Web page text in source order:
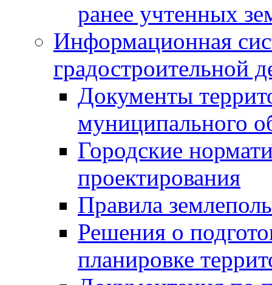
ранее учтенных
Информационная
градостроительной
Документы
муниципального
Городские
проектирования
Правила
Решения о
планировке